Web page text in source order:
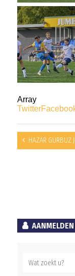
Array
Twitter
HAZAR GURBUZ